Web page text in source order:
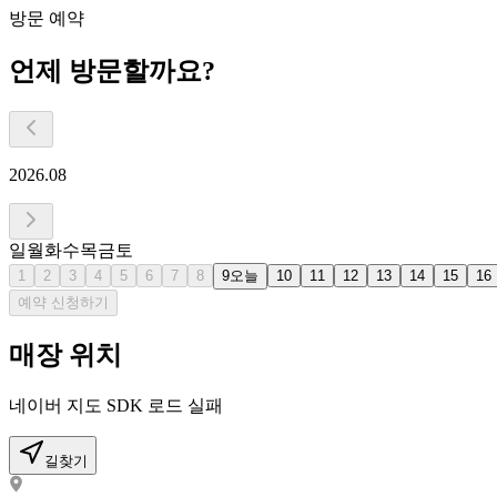
방문 예약
언제 방문할까요?
2026.08
일월화수목금 토
1 2 3 4 5 6 7 8 9오늘 10 11 12 13 14 15 16
예약 신청하기
매장 위치
네이버 지도 SDK 로드 실패
길찾기